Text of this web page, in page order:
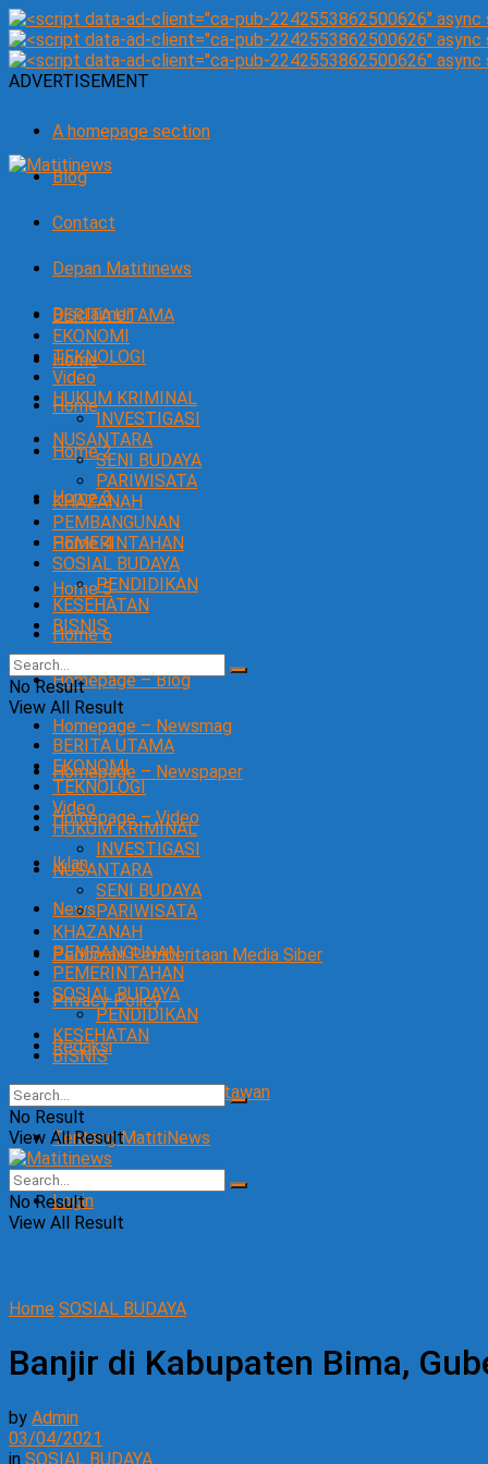
ADVERTISEMENT
A homepage section
Blog
Contact
Depan Matitinews
Disclaimer
Home
Home
Home 2
Home 3
Home 4
Home 5
Home 6
Homepage – Blog
Homepage – Newsmag
Homepage – Newspaper
Homepage – Video
Iklan
News
Pedoman Pemberitaan Media Siber
Privacy Policy
Redaksi
SOP Perlindungan Wartawan
Tentang MatitiNews
Login
BERITA UTAMA
EKONOMI
TEKNOLOGI
Video
HUKUM KRIMINAL
INVESTIGASI
NUSANTARA
SENI BUDAYA
PARIWISATA
KHAZANAH
PEMBANGUNAN
PEMERINTAHAN
SOSIAL BUDAYA
PENDIDIKAN
KESEHATAN
BISNIS
No Result
View All Result
BERITA UTAMA
EKONOMI
TEKNOLOGI
Video
HUKUM KRIMINAL
INVESTIGASI
NUSANTARA
SENI BUDAYA
PARIWISATA
KHAZANAH
PEMBANGUNAN
PEMERINTAHAN
SOSIAL BUDAYA
PENDIDIKAN
KESEHATAN
BISNIS
No Result
View All Result
No Result
View All Result
Home SOSIAL BUDAYA
Banjir di Kabupaten Bima,
by Admin
03/04/2021
in SOSIAL BUDAYA